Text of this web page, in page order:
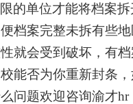
的单位才能将档案
档案完整未拆有些
就会受到破坏，有
能否为你重新封条
问题欢迎咨询渝才hr